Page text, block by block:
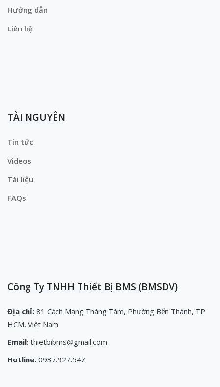
Hướng dẫn
Liên hệ
TÀI NGUYÊN
Tin tức
Videos
Tài liệu
FAQs
Công Ty TNHH Thiết Bị BMS (BMSDV)
Địa chỉ: 81 Cách Mạng Tháng Tám, Phường Bến Thành, TP
HCM, Việt Nam
Email: thietbibms@gmail.com
Hotline: 0937.927.547